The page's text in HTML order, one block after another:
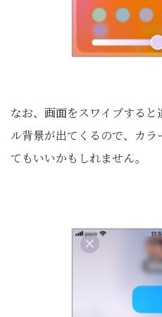
なお、画面をスワイプする
ル背景が出てくるので、カ
てもいいかもしれません。